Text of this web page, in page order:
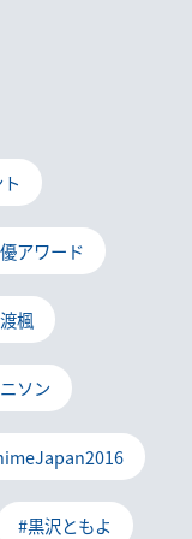
アワード
楓
ソン
#黒沢ともよ